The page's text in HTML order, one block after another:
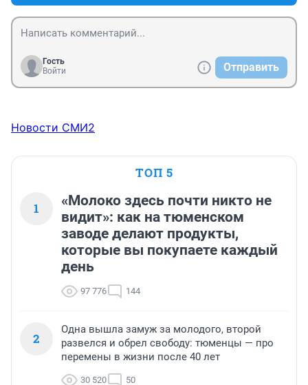
Гость
Войти
Отправить
Новости СМИ2
ТОП 5
1
«Молоко здесь почти никто не
видит»: как на тюменском
заводе делают продукты,
которые вы покупаете каждый
день
97 776 144
2
Одна вышла замуж за молодого, второй
развелся и обрел свободу: тюменцы — про
перемены в жизни после 40 лет
30 520 50